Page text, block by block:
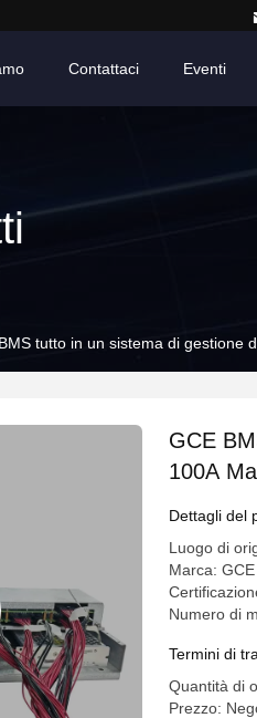
Contattaci Eventi
tutto in un sistema di gestione
GCE
100A
Dettagli del
Luogo di
Marca: GCE
Numero di
Termini di
Quantità di
Prezzo: